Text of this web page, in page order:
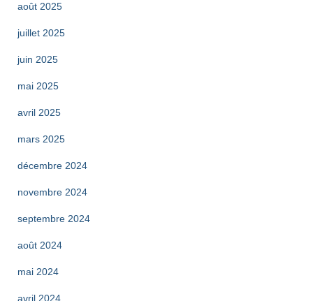
août 2025
juillet 2025
juin 2025
mai 2025
avril 2025
mars 2025
décembre 2024
novembre 2024
septembre 2024
août 2024
mai 2024
avril 2024